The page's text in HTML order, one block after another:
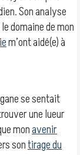
Son analyse
domaine de mon
m’ont aidé(e) à
se sentait
une lueur
monavenir
sontirage du